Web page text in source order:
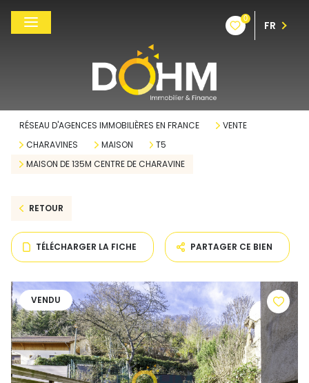
0
FR
RÉSEAU D'AGENCES IMMOBILIÈRES EN FRANCE
VENTE
CHARAVINES
MAISON
T5
MAISON DE 135M CENTRE DE CHARAVINE
RETOUR
TÉLÉCHARGER LA FICHE PARTAGER CE BIEN
VENDU